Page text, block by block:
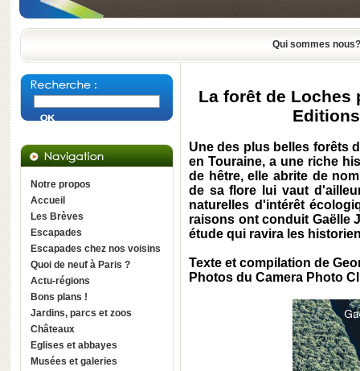
Qui sommes nous?
Notre propos
Accueil
Les Brèves
Escapades
Escapades chez nos voisins
Quoi de neuf à Paris ?
Actu-régions
Bons plans !
Jardins, parcs et zoos
Châteaux
Eglises et abbayes
Musées et galeries
La forêt de Loches
Une des plus belles forêts
en Touraine, a une riche
de hêtre, elle abrite de
de sa flore lui vaut
naturelles d'intérêt
raisons ont conduit Gaëlle
étude qui ravira les
Texte et compilation de
Photos du Camera Photo